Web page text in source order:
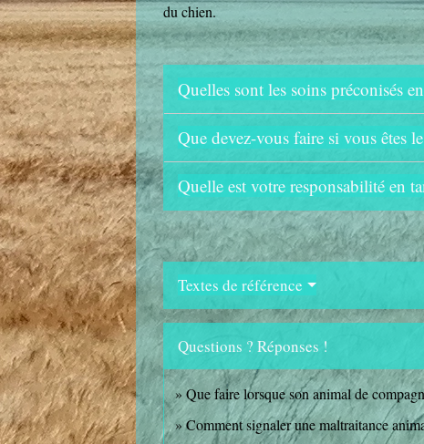
du chien.
Quelles sont les soins préconisés
Que devez-vous faire si vous êtes
Quelle est votre responsabilité en
Textes de référence
Questions ? Réponses !
Que faire lorsque son animal de
Comment signaler une maltraitance